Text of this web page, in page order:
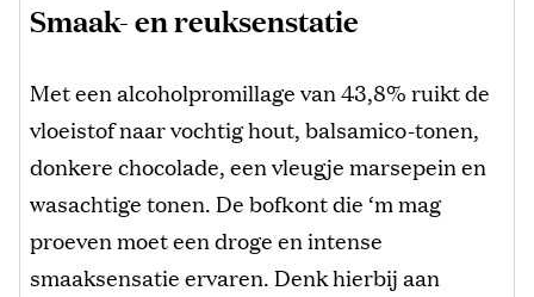
Smaak- en reuksenstatie
Met een alcoholpromillage van 43,8% ruikt de
vloeistof naar vochtig hout, balsamico-tonen,
donkere chocolade, een vleugje marsepein en
wasachtige tonen. De bofkont die ‘m mag
proeven moet een droge en intense
smaaksensatie ervaren. Denk hierbij aan